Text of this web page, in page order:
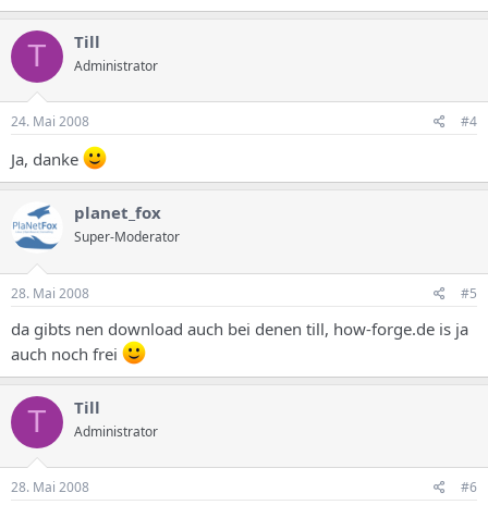
T Till
Administrator
24. Mai 2008 #4
Ja, danke
planet_fox
Super-Moderator
28. Mai 2008 #5
da gibts nen download auch bei denen till, how-forge.de is ja
auch noch frei
T Till
Administrator
28. Mai 2008 #6